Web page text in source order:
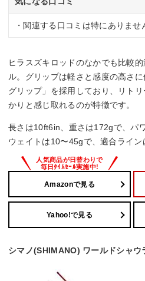
・関連する口コミは特にありませ
ヒラスズキロッドのなかでも比較
ル。グリップは軽さと感度の高さ
グリップ」を採用しており、リト
かりと感じ取れるのが特徴です。
長さは10ft6in、重さは172gで、パ
ウェイトは10〜45gで、適合ライン
Amazonで見る
Yahoo!で見る
シマノ(SHIMANO) ワールドシャ